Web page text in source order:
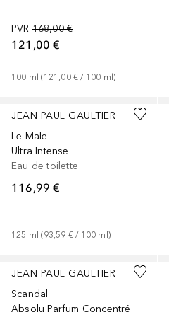
PVR 168,00 €
121,00 €
100 ml (121,00 € / 100 ml)
JEAN PAUL GAULTIER
Le Male
Ultra Intense
Eau de toilette
116,99 €
125 ml (93,59 € / 100 ml )
JEAN PAUL GAULTIER
Scandal
Absolu Parfum Concentré